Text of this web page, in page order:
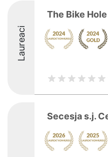
Laureaci
The Bike Hole
Secesja s.j.